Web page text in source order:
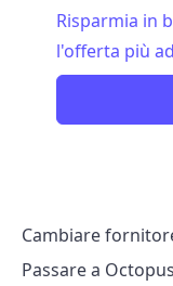
Risparmia in
l'offerta più
Cambiare
Passare a